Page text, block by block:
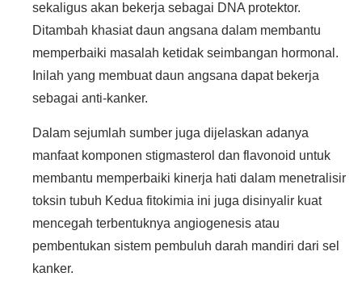
sekaligus akan bekerja sebagai DNA protektor.
Ditambah khasiat daun angsana dalam membantu
memperbaiki masalah ketidak seimbangan hormonal.
Inilah yang membuat daun angsana dapat bekerja
sebagai anti-kanker.
Dalam sejumlah sumber juga dijelaskan adanya
manfaat komponen stigmasterol dan flavonoid untuk
membantu memperbaiki kinerja hati dalam menetralisir
toksin tubuh Kedua fitokimia ini juga disinyalir kuat
mencegah terbentuknya angiogenesis atau
pembentukan sistem pembuluh darah mandiri dari sel
kanker.